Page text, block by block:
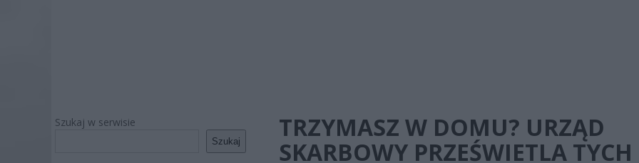
Szukaj w serwisie
Szukaj
TRZYMASZ W DOMU? URZĄD
SKARBOWY PRZEŚWIETLA TYCH